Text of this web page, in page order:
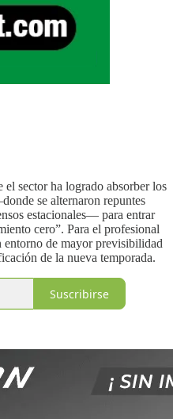
sector ha logrado absorber los
se alternaron repuntes
estacionales— para entrar
cero”. Para el profesional
entorno de mayor previsibilidad
de la nueva temporada.
Suscribirse